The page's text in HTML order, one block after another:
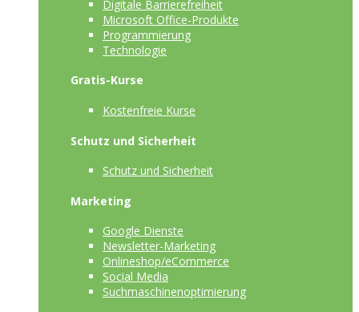
Digitale Barrierefreiheit
Microsoft Office-Produkte
Programmierung
Technologie
Gratis-Kurse
Kostenfreie Kurse
Schutz und Sicherheit
Schutz und Sicherheit
Marketing
Google Dienste
Newsletter-Marketing
Onlineshop/eCommerce
Social Media
Suchmaschinenoptimierung